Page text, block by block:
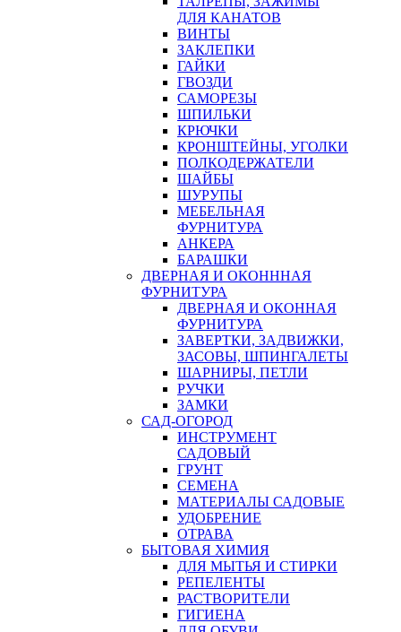
ДЛЯ КАНАТОВ
ВИНТЫ
ЗАКЛЕПКИ
ГАЙКИ
ГВОЗДИ
САМОРЕЗЫ
ШПИЛЬКИ
КРЮЧКИ
КРОНШТЕЙНЫ, УГОЛКИ
ПОЛКОДЕРЖАТЕЛИ
ШАЙБЫ
ШУРУПЫ
МЕБЕЛЬНАЯ
ФУРНИТУРА
АНКЕРА
БАРАШКИ
ДВЕРНАЯ И ОКОНННАЯ
ФУРНИТУРА
ДВЕРНАЯ И ОКОННАЯ
ФУРНИТУРА
ЗАВЕРТКИ, ЗАДВИЖКИ,
ЗАСОВЫ, ШПИНГАЛЕТЫ
ШАРНИРЫ, ПЕТЛИ
РУЧКИ
ЗАМКИ
САД-ОГОРОД
ИНСТРУМЕНТ
САДОВЫЙ
ГРУНТ
СЕМЕНА
МАТЕРИАЛЫ САДОВЫЕ
УДОБРЕНИЕ
ОТРАВА
БЫТОВАЯ ХИМИЯ
ДЛЯ МЫТЬЯ И СТИРКИ
РЕПЕЛЕНТЫ
РАСТВОРИТЕЛИ
ГИГИЕНА